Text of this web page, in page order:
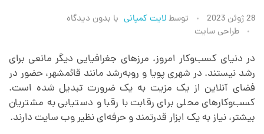
ط
ر
ا
ح
28 ژوئن 2023 توسطلایت کمپانی با بدون دیدگاه
طراحی سایت
در دنیای کسب‌وکار امروز، مرزهای جغرافیایی دیگر مانعی برای
رشد نیستند. در شهری پویا و روبه‌رشد مانند قائمشهر، حضور در
فضای آنلاین از یک مزیت به یک ضرورت تبدیل شده است.
کسب‌وکارهای محلی برای رقابت با رقبا و دستیابی به مشتریان
بیشتر، نیاز به یک ابزار قدرتمند و حرفه‌ای نظیر وب سایت دارند.